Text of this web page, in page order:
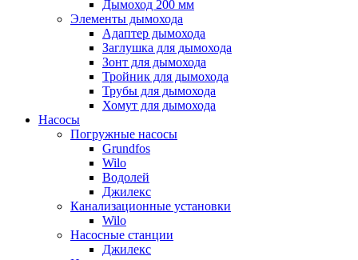
Дымоход 200 мм
Элементы дымохода
Адаптер дымохода
Заглушка для дымохода
Зонт для дымохода
Тройник для дымохода
Трубы для дымохода
Хомут для дымохода
Насосы
Погружные насосы
Grundfos
Wilo
Водолей
Джилекс
Канализационные установки
Wilo
Насосные станции
Джилекс